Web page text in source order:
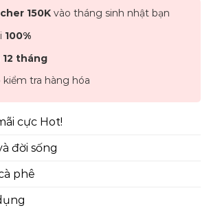
150Kvào tháng sinh nhật bạn
100%
12 tháng
tra hàng hóa
cực Hot!
đời sống
phê